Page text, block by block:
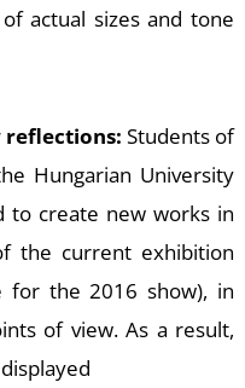
actual sizes and tone
reflections: Students of
Hungarian University
to create new works in
the current exhibition
for the 2016 show), in
of view. As a result,